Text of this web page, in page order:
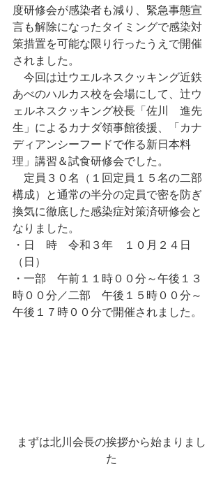
度研修会が感染者も減り、緊急事態宣
言も解除になったタイミングで感染対
策措置を可能な限り行ったうえで開催
されました。
今回は辻ウエルネスクッキング近鉄
あべのハルカス校を会場にして、辻ウ
ェルネスクッキング校長「佐川　進先
生」によるカナダ領事館後援、「カナ
ディアンシーフードで作る新日本料
理」講習＆試食研修会でした。
定員３０名（１回定員１５名の二部
構成）と通常の半分の定員で密を防ぎ
換気に徹底した感染症対策済研修会と
なりました。
・日　時	令和３年　１０月２４日
（日）
・一部　午前１１時００分～午後１３
時００分／二部　午後１５時００分～
午後１７時００分で開催されました。
まずは北川会長の挨拶から始まりまし
た